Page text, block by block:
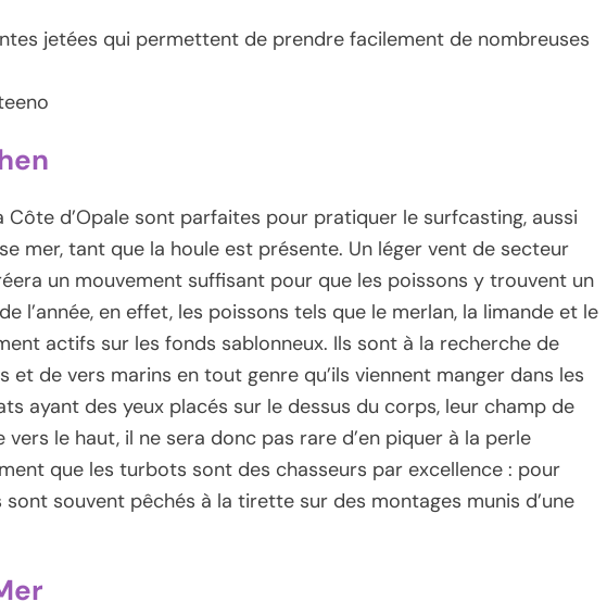
jetées qui permettent de prendre facilement de nombreuses
Côte d’Opale sont parfaites pour pratiquer le surfcasting, aussi
mer, tant que la houle est présente. Un léger vent de secteur
un mouvement suffisant pour que les poissons y trouvent un
l’année, en effet, les poissons tels que le merlan, la limande et le
actifs sur les fonds sablonneux. Ils sont à la recherche de
et de vers marins en tout genre qu’ils viennent manger dans les
ayant des yeux placés sur le dessus du corps, leur champ de
le haut, il ne sera donc pas rare d’en piquer à la perle
que les turbots sont des chasseurs par excellence : pour
sont souvent pêchés à la tirette sur des montages munis d’une